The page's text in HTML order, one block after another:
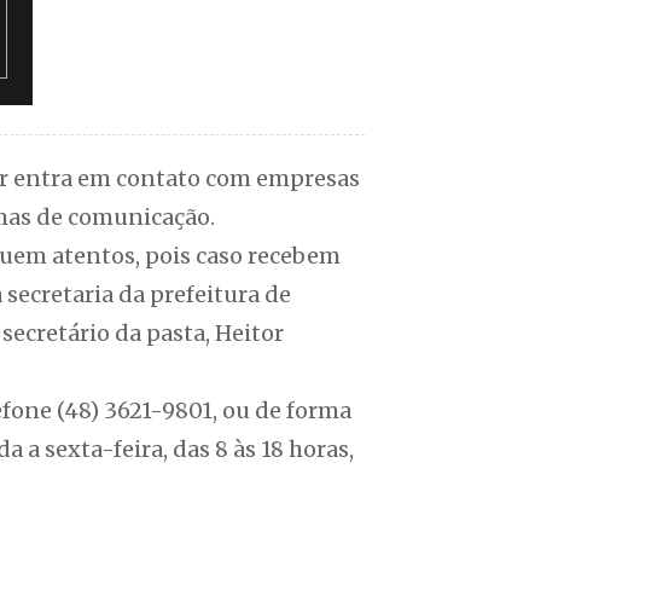
entra em contato com empresas
de comunicação.
atentos, pois caso recebem
da prefeitura de
da pasta, Heitor
(48) 3621-9801, ou de forma
a sexta-feira, das 8 às 18 horas,